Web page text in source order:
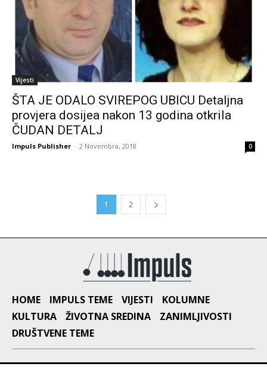
Vijesti
ŠTA JE ODALO SVIREPOG UBICU Detaljna
provjera dosijea nakon 13 godina otkrila
ČUDAN DETALJ
Impuls Publisher - 2 Novembra, 2018 0
1 2
HOME IMPULS TEME VIJESTI
KOLUMNE
KULTURA
ŽIVOTNA SREDINA
ZANIMLJIVOSTI
DRUŠTVENE TEME